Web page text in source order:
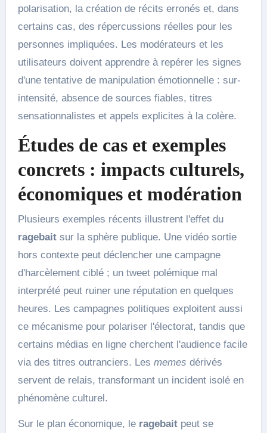
polarisation, la création de récits erronés et, dans
certains cas, des répercussions réelles pour les
personnes impliquées. Les modérateurs et les
utilisateurs doivent apprendre à repérer les signes
d'une tentative de manipulation émotionnelle : sur-
intensité, absence de sources fiables, titres
sensationnalistes et appels explicites à la colère.
Études de cas et exemples
concrets : impacts culturels,
économiques et modération
Plusieurs exemples récents illustrent l'effet du
ragebaitsur la sphère publique. Une vidéo sortie
hors contexte peut déclencher une campagne
d'harcèlement ciblé ; un tweet polémique mal
interprété peut ruiner une réputation en quelques
heures. Les campagnes politiques exploitent aussi
ce mécanisme pour polariser l'électorat, tandis que
certains médias en ligne cherchent l'audience facile
via des titres outranciers. Les memes dérivés
servent de relais, transformant un incident isolé en
phénomène culturel.
Sur le plan économique, le ragebaitpeut se